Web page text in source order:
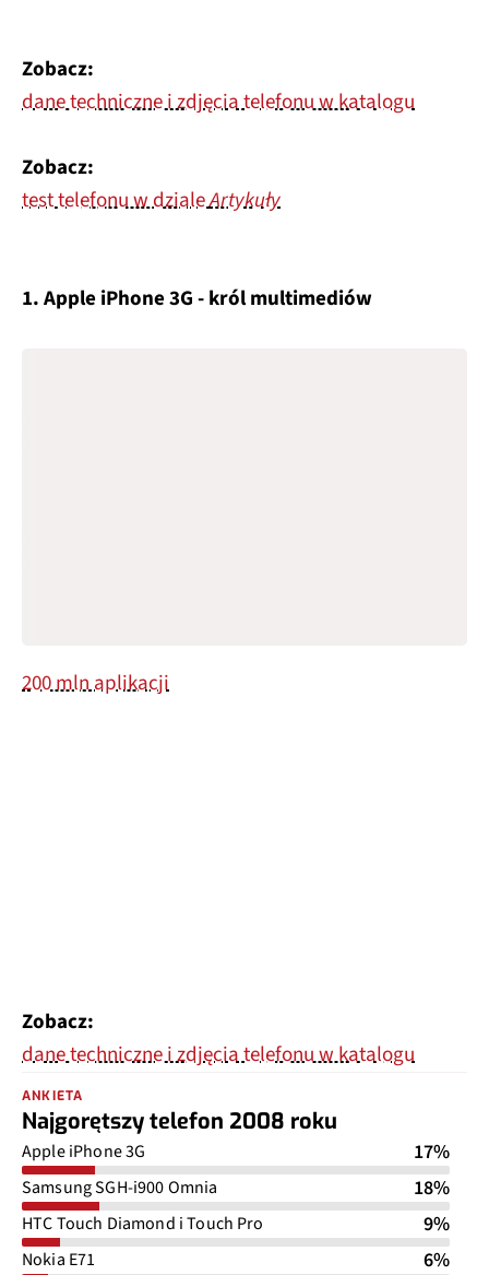
Zobacz:
dane techniczne i zdjęcia telefonu w katalogu
Zobacz:
test telefonu w dzialeArtykuły
1. Apple iPhone 3G - król multimediów
200 mln aplikacji
Zobacz:
dane techniczne i zdjęcia telefonu w katalogu
ANKIETA
Najgorętszy telefon 2008 roku
Apple iPhone 3G 17%
Samsung SGH-i900 Omnia 18%
HTC Touch Diamond i Touch Pro 9%
Nokia E71 6%